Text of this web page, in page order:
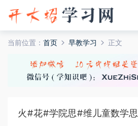
当前位置： 首页 早教学习 正文
火#花#学院思#维儿童数学思